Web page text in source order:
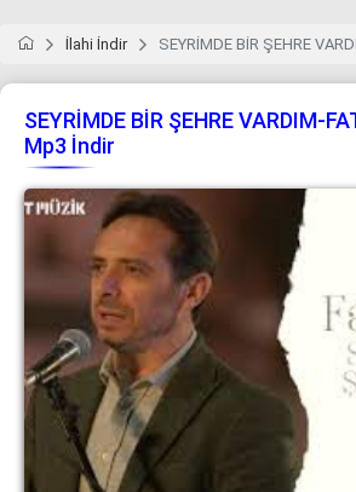
İlahi İndir SEYRİMDE BİR ŞEHRE
SEYRİMDE BİR ŞEHRE VARDIM-
Mp3 İndir